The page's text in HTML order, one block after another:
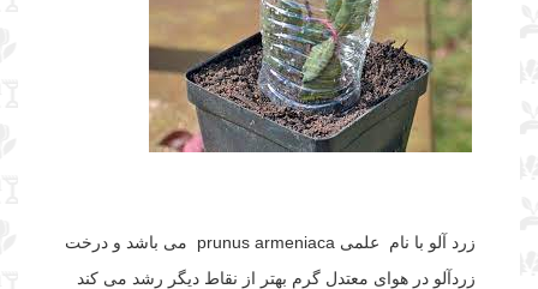
زرد آلو با نام علمی prunus armeniaca می باشد و درخت
زردآلو در هوای معتدل گرم بهتر از نقاط دیگر رشد می کند